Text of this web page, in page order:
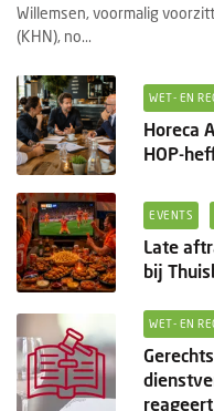
Willemsen, voormalig
(KHN), no...
WET- EN
Horeca
HOP-
EVENTS
Late
bij
WET- EN
reageert